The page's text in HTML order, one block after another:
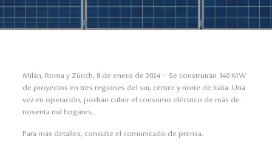
Milán, Roma y Zúrich, 8 de enero de 2024 – Se construirán 140 MW
de proyectos en tres regiones del sur, centro y norte de Italia. Una
vez en operación, podrán cubrir el consumo eléctrico de más de
noventa mil hogares.
Para más detalles, consulte el comunicado de prensa.